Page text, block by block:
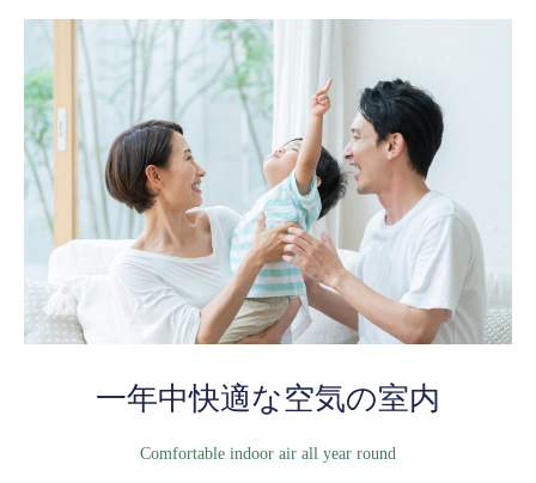
一年中快適な空気の室内
Comfortable indoor air all year round